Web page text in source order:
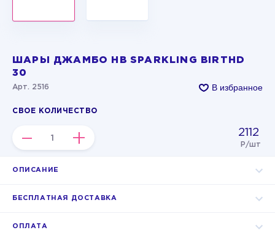
ШАРЫ ДЖАМБО HB SPARKLING BIRTHD
30
Арт. 2516 В избранное
СВОЕ КОЛИЧЕСТВО
– + 2112
Р/шт
ОПИСАНИЕ
БЕСПЛАТНАЯ ДОСТАВКА
ОПЛАТА